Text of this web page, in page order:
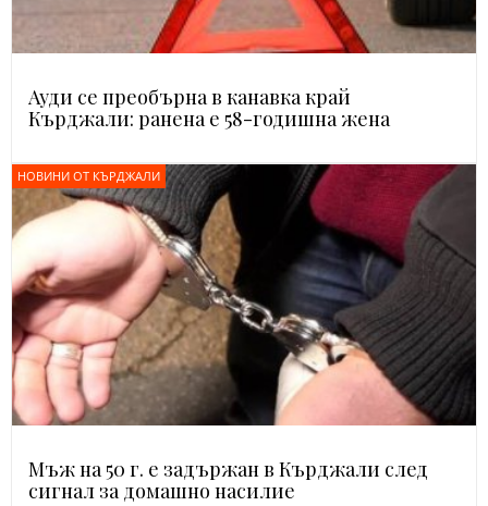
Ауди се преобърна в канавка край
Кърджали: ранена е 58-годишна жена
НОВИНИ ОТ КЪРДЖАЛИ
Мъж на 50 г. е задържан в Кърджали след
сигнал за домашно насилие